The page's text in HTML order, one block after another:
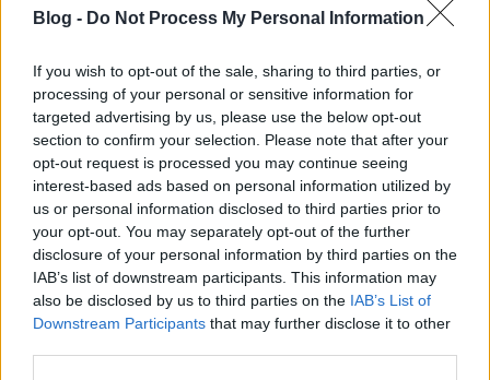
Blog - Do Not Process My Personal Information
If you wish to opt-out of the sale, sharing to third parties, or
processing of your personal or sensitive information for
targeted advertising by us, please use the below opt-out
section to confirm your selection. Please note that after your
opt-out request is processed you may continue seeing
interest-based ads based on personal information utilized by
us or personal information disclosed to third parties prior to
your opt-out. You may separately opt-out of the further
disclosure of your personal information by third parties on the
IAB’s list of downstream participants. This information may
also be disclosed by us to third parties on the IAB’s List of
Downstream Participants that may further disclose it to other
segítség volt számomra.Tartsatok velem ezúttal is
és…